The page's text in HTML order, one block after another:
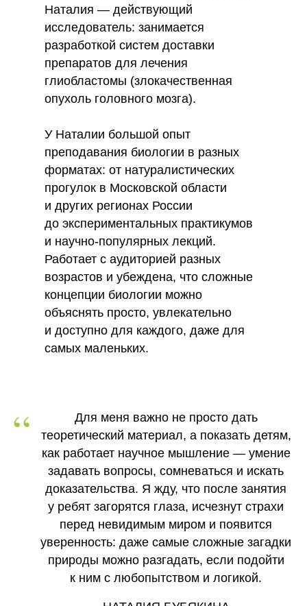
Наталия — действующий
исследователь: занимается
разработкой систем доставки
препаратов для лечения
глиобластомы (злокачественная
опухоль головного мозга).
У Наталии большой опыт
преподавания биологии в разных
форматах: от натуралистических
прогулок в Московской области
и других регионах России
до экспериментальных практикумов
и научно-популярных лекций.
Работает с аудиторией разных
возрастов и убеждена, что сложные
концепции биологии можно
объяснять просто, увлекательно
и доступно для каждого, даже для
самых маленьких.
“
Для меня важно не просто дать
теоретический материал, а показать детям,
как работает научное мышление — умение
задавать вопросы, сомневаться и искать
доказательства. Я жду, что после занятия
у ребят загорятся глаза, исчезнут страхи
перед невидимым миром и появится
уверенность: даже самые сложные загадки
природы можно разгадать, если подойти
к ним с любопытством и логикой.